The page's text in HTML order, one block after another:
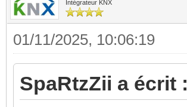
Intégrateur KNX
01/11/2025, 10:06:19
SpaRtzZii a écrit :